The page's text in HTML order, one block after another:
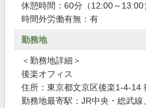
休憩時間：60分（12:00～13:00
時間外労働有無：有
勤務地
＜勤務地詳細＞
後楽オフィス
住所：東京都文京区後楽1-4-14
勤務地最寄駅：JR中央・総武線